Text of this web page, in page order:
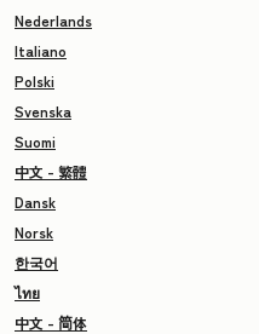
Nederlands
Italiano
Polski
Svenska
Suomi
中文 - 繁體
Dansk
Norsk
한국어
ไทย
中文 - 简体